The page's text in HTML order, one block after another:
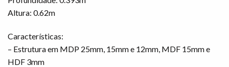
Altura: 0.62m
Características:
– Estrutura em MDP 25mm, 15mm e 12mm, MDF 15mm e
HDF 3mm